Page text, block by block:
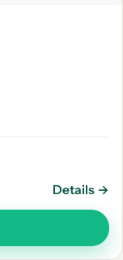
Details →